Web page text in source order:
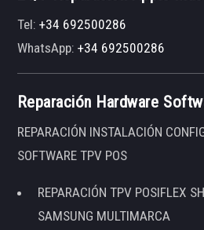
Tel:+34 692500286
WhatsApp:+34 692500286
Reparación Hardware
REPARACIÓN INSTALACIÓN
SOFTWARE TPV POS
REPARACIÓN TPV POSIFLEX
SAMSUNG MULTIMARCA